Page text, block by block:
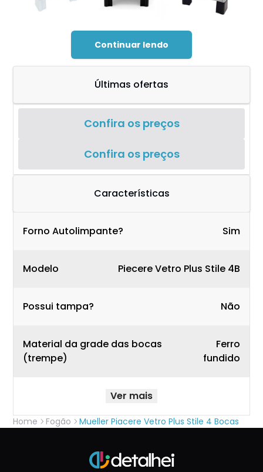
Continuar lendo
Últimas ofertas
Confira os preços
Confira os preços
Características
Forno Autolimpante? Sim
Modelo Piecere Vetro Plus Stile 4B
Possui tampa? Não
Material da grade das bocas
(trempe)
Ferro
fundido
Ver mais
Home Fogão Mueller Piacere Vetro Plus Stile 4 Bocas